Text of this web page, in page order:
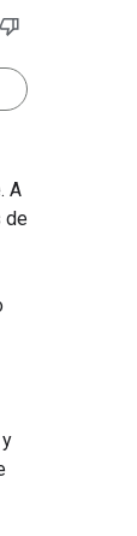
A
de